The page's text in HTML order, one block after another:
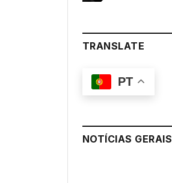
TRANSLATE
PT
NOTÍCIAS GERAIS